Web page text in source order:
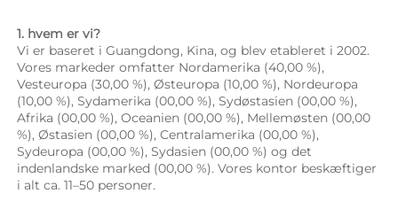
1. hvem er vi?
Vi er baseret i Guangdong, Kina, og blev etableret i 2002.
Vores markeder omfatter Nordamerika (40,00 %),
Vesteuropa (30,00 %), Østeuropa (10,00 %), Nordeuropa
(10,00 %), Sydamerika (00,00 %), Sydøstasien (00,00 %),
Afrika (00,00 %), Oceanien (00,00 %), Mellemøsten (00,00
%), Østasien (00,00 %), Centralamerika (00,00 %),
Sydeuropa (00,00 %), Sydasien (00,00 %) og det
indenlandske marked (00,00 %). Vores kontor beskæftiger
i alt ca. 11–50 personer.